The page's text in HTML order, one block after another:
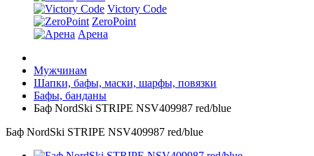
Victory Code
ZeroPoint
Арена
Мужчинам
Шапки, бафы, маски, шарфы, повязки
Бафы, банданы
Баф NordSki STRIPE NSV409987 red/blue
Баф NordSki STRIPE NSV409987 red/blue